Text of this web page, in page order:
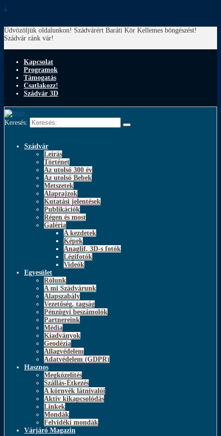
↓
Üdvözöljük oldalunkon! Szádvárért Baráti Kör Kellemes böngészést!
Szádvár ránk vár!
Kapcsolat
Programok
Támogatás
Csatlakozz!
Szádvár 3D
Keresés:
Szádvár
Leírás
Történet
Az utolsó 300 év
Az utolsó Bebek
Metszetek
Alaprajzok
Kutatási jelentések
Publikációk
Régen és most
Galéria
A kezdetek
Képek
Anaglif, 3D-s fotók
Légifotók
Videók
Egyesület
Rólunk
A mi Szádvárunk
Alapszabály
Vezetőség, tagság
Pénzügyi beszámolók
Partnereink
Média
Kiadványok
Geodézia
Állagvédelem
Adatvédelem (GDPR)
Hasznos
Megközelítés
Szállás-Étkezés
A környék látnivalói
Aktív kikapcsolódás
Linkek
Mondák
Felvidéki mondák
Várjáró Magazin